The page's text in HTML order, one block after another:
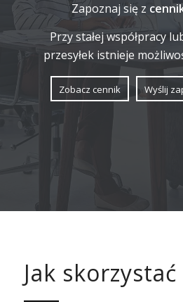
Zapoznaj się z
Przy stałej współpracy
przesyłek istnieje
Zobacz cennik Wyślij
Jak skorzystać